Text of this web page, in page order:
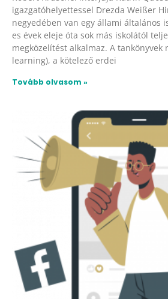
igazgatóhelyettessel Drezda Weißer
negyedében van egy állami általános
es évek eleje óta sok más iskolától
megközelítést alkalmaz. A
learning), a kötelező erdei
Tovább olvasom »